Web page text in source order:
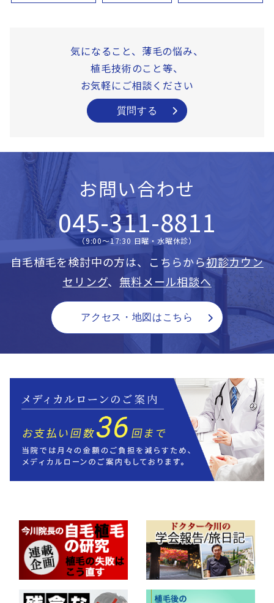
気になること、薄毛の悩み、
植毛技術のこと等、
お気軽にご相談ください
質問する
お問い合わせ
045-311-8811
（9:00〜17:30 日曜・水曜休診）
自毛植毛を検討中の方は、こちらから初診カウン
セリング、 無料メール相談へ
アクセス・地図はこちら